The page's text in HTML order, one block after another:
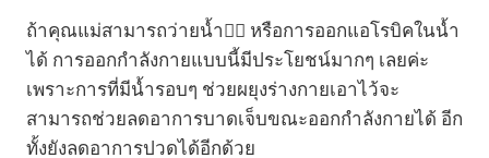
ถ้าคุณแม่สามารถว่ายน้ำ🏊‍♀️ หรือการออกแอโรบิคในน้ำ
ได้ การออกกำลังกายแบบนี้มีประโยชน์มากๆ เลยค่ะ
เพราะการที่มีน้ำรอบๆ ช่วยผยุงร่างกายเอาไว้จะ
สามารถช่วยลดอาการบาดเจ็บขณะออกกำลังกายได้ อีก
ทั้งยังลดอาการปวดได้อีกด้วย